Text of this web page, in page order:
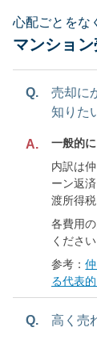
心配ごとをな
マンショ
Q.
売却に
知りた
A.
一般的
内訳は
ーン返
渡所得税
各費用
ください
参考：
る代表
Q. 高く売